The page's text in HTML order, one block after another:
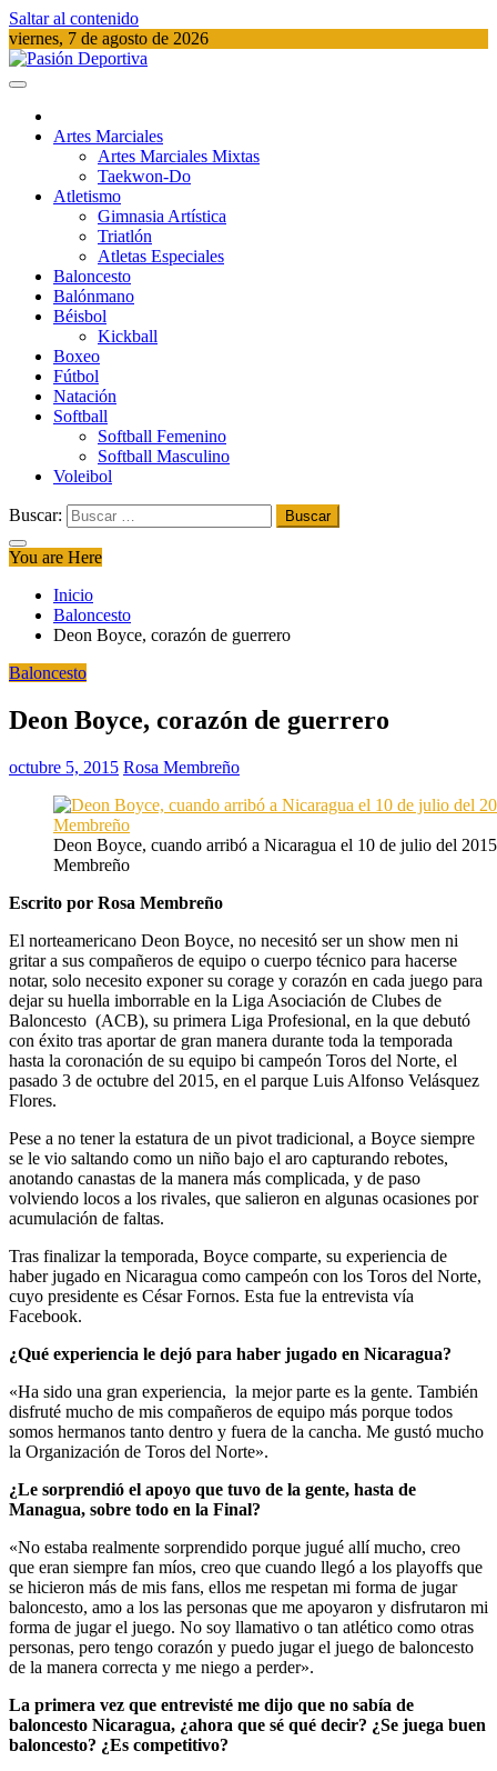
Saltar al contenido
viernes, 7 de agosto de 2026
Artes Marciales
Artes Marciales Mixtas
Taekwon-Do
Atletismo
Gimnasia Artística
Triatlón​
Atletas Especiales
Baloncesto
Balónmano
Béisbol
Kickball​
Boxeo
Fútbol
Natación​
Softball​
Softball​ Femenino
Softball​ Masculino
Voleibol​
Buscar:
You are Here
Inicio
Baloncesto
Deon Boyce, corazón de guerrero
Baloncesto
Deon Boyce, corazón de guerrero
octubre 5, 2015 Rosa Membreño
Deon Boyce, cuando arribó a Nicaragua el 10 de julio del
Membreño
Escrito por Rosa Membreño
El norteamericano Deon Boyce, no necesitó ser un show men ni
gritar a sus compañeros de equipo o cuerpo técnico para hacerse
notar, solo necesito exponer su corage y corazón en cada juego para
dejar su huella imborrable en la Liga Asociación de Clubes de
Baloncesto (ACB), su primera Liga Profesional, en la que debutó
con éxito tras aportar de gran manera durante toda la temporada
hasta la coronación de su equipo bi campeón Toros del Norte, el
pasado 3 de octubre del 2015, en el parque Luis Alfonso Velásquez
Flores.
Pese a no tener la estatura de un pivot tradicional, a Boyce siempre
se le vio saltando como un niño bajo el aro capturando rebotes,
anotando canastas de la manera más complicada, y de paso
volviendo locos a los rivales, que salieron en algunas ocasiones por
acumulación de faltas.
Tras finalizar la temporada, Boyce comparte, su experiencia de
haber jugado en Nicaragua como campeón con los Toros del Norte,
cuyo presidente es César Fornos. Esta fue la entrevista vía
Facebook.
¿Qué experiencia le dejó para haber jugado en Nicaragua?
«Ha sido una gran experiencia, la mejor parte es la gente. También
disfruté mucho de mis compañeros de equipo más porque todos
somos hermanos tanto dentro y fuera de la cancha. Me gustó mucho
la Organización de Toros del Norte».
¿Le sorprendió el apoyo que tuvo de la gente, hasta de
Managua, sobre todo en la Final?
«No estaba realmente sorprendido porque jugué allí mucho, creo
que eran siempre fan míos, creo que cuando llegó a los playoffs que
se hicieron más de mis fans, ellos me respetan mi forma de jugar
baloncesto, amo a los las personas que me apoyaron y disfrutaron mi
forma de jugar el juego. No soy llamativo o tan atlético como otras
personas, pero tengo corazón y puedo jugar el juego de baloncesto
de la manera correcta y me niego a perder».
La primera vez que entrevisté me dijo que no sabía de
baloncesto Nicaragua, ¿ahora que sé qué decir? ¿Se juega buen
baloncesto? ¿Es competitivo?